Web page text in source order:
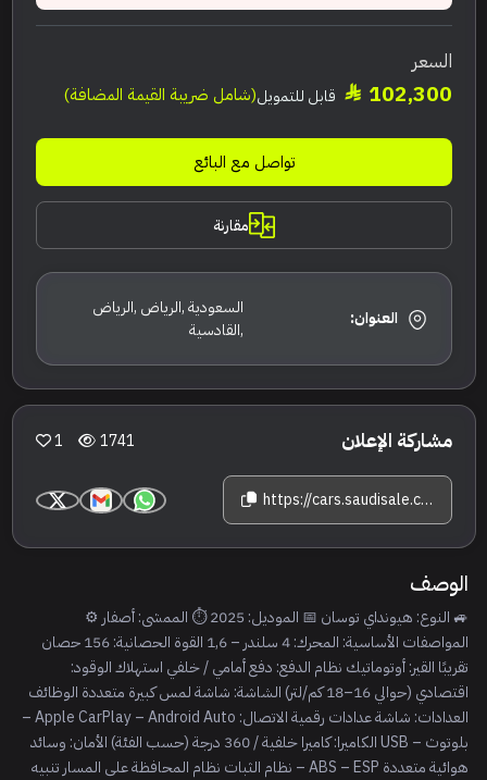
السعر
102,300 قابل للتمويل(شامل ضريبة القيمة المضافة)
تواصل مع البائع
مقارنة
العنوان:
السعودية ,الرياض ,الرياض
,القادسية
مشاركة الإعلان 1741
1
https://cars.saudisale.com/listings/YP0XRj/2025-%D9%87%D9%8A%D9%88%D9%86%D8%AF%D8%A7%D9%8A-%D8%AA%D9%88%D8%B3%D8%A7%D9%86
الوصف
🚙 النوع: هيونداي توسان 📅 الموديل: 2025 ⏱ الممشى: أصفار ⚙️
المواصفات الأساسية: المحرك: 4 سلندر – 1,6 القوة الحصانية: 156 حصان
تقريبًا القير: أوتوماتيك نظام الدفع: دفع أمامي / خلفي استهلاك الوقود:
اقتصادي (حوالي 16–18 كم/لتر) الشاشة: شاشة لمس كبيرة متعددة الوظائف
العدادات: شاشة عدادات رقمية الاتصال: Apple CarPlay – Android Auto –
بلوتوث – USB الكاميرا: كاميرا خلفية / 360 درجة (حسب الفئة) الأمان: وسائد
هوائية متعددة ABS – ESP – نظام الثبات نظام المحافظة على المسار تنبيه